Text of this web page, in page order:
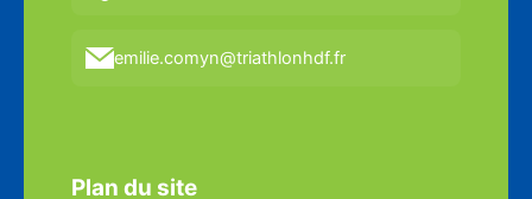
emilie.comyn@triathlonhdf.fr
Plan du site